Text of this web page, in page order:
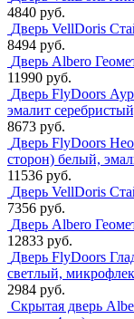
4840 руб.
Дверь VellDoris
8494 руб.
Дверь Albero
11990 руб.
Дверь FlyDoors
эмалит
8673 руб.
Дверь FlyDoors
сторон) белый,
11536 руб.
Дверь VellDoris
7356 руб.
Дверь Albero
12833 руб.
Дверь FlyDoors
светлый,
2984 руб.
Скрытая дверь